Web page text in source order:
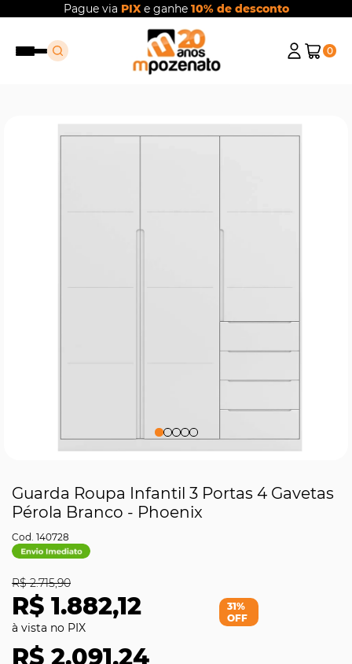
Pague via PIXe ganhe 10% de desconto
0
Guarda Roupa Infantil 3 Portas 4 Gavetas
Pérola Branco - Phoenix
140728
R$ 1.882,12
R$ 2.715,90
R$ 2.091,24
31%
OFF